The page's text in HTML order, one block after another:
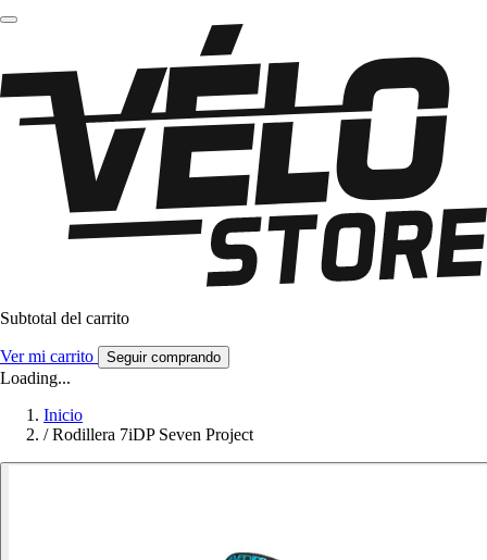
Subtotal del carrito
Ver mi carrito Seguir comprando
Loading...
Inicio
/ Rodillera 7iDP Seven Project